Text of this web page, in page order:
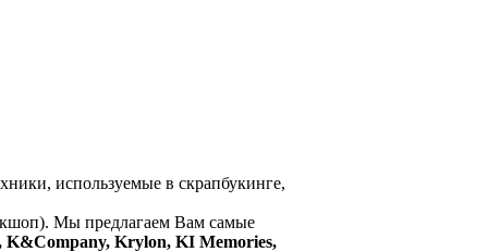
используемые в скрапбукинге,
Мы предлагаем Вам самые
K&Company, Krylon, KI Memories,